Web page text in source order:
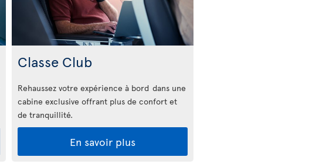
Classe Club
Rehaussez votre expérience à bord dans une
cabine exclusive offrant plus de confort et
de tranquillité.
En savoir plus